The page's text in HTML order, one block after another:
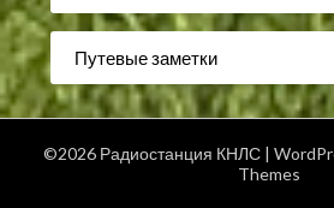
Путевые заметки
©2026 Радиостанция КНЛС |
Themes